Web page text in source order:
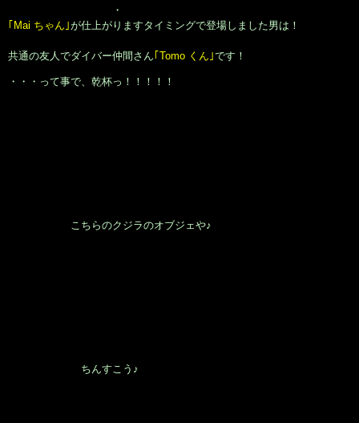
・
｢Mai ちゃん｣が仕上がりますタイミングで登場しました男は！
共通の友人でダイバー仲間さん｢Tomo くん｣です！
・・・って事で、乾杯っ！！！！！
こちらのクジラのオブジェや♪
ちんすこう♪